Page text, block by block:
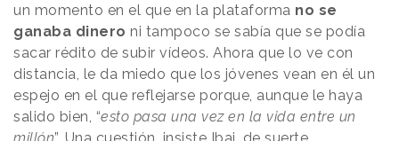
un momento en el que en la plataforma no se
ganaba dinero ni tampoco se sabía que se podía
sacar rédito de subir vídeos. Ahora que lo ve con
distancia, le da miedo que los jóvenes vean en él un
espejo en el que reflejarse porque, aunque le haya
salido bien, “esto pasa una vez en la vida entre un
millón”. Una cuestión, insiste Ibai, de suerte.